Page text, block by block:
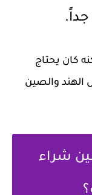
كان يحتاج
الهند والصين
شراء